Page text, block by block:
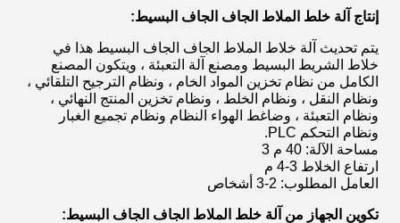
إنتاج آلة خلط الملاط الجاف الجاف البسيط:
يتم تحديث آلة خلاط الملاط الجاف الجاف البسيط هذا في
خلاط الشريط البسيط ومصنع آلة التعبئة ، ويتكون المصنع
الكامل من نظام تخزين المواد الخام ، ونظام الترجيح التلقائي ،
ونظام النقل ، ونظام الخلط ، ونظام تخزين المنتج النهائي ،
ونظام التعبئة ، وضاغط الهواء النظام ونظام تجميع الغبار
ونظام التحكم PLC.
مساحة الآلة: 40 م 3
ارتفاع الخلاط 3-4 م
العامل المطلوب: 2-3 أشخاص
تكوين الجهاز من آلة خلط الملاط الجاف الجاف البسيط: